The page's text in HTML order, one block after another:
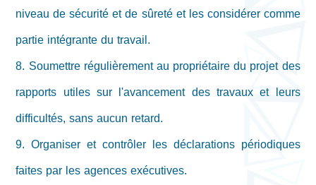
niveau de sécurité et de sûreté et les considérer comme
partie intégrante du travail.
8. Soumettre régulièrement au propriétaire du projet des
rapports utiles sur l'avancement des travaux et leurs
difficultés, sans aucun retard.
9. Organiser et contrôler les déclarations périodiques
faites par les agences exécutives.